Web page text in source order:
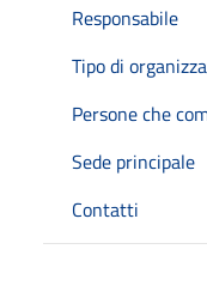
Responsabile
Tipo di
Persone che
Sede principale
Contatti